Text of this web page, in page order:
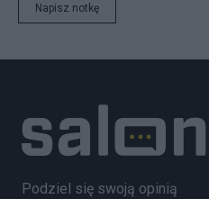
Napisz notkę
Podziel się swoją opinią